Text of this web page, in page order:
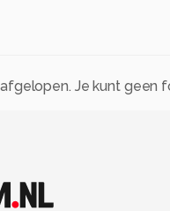
Je kunt geen